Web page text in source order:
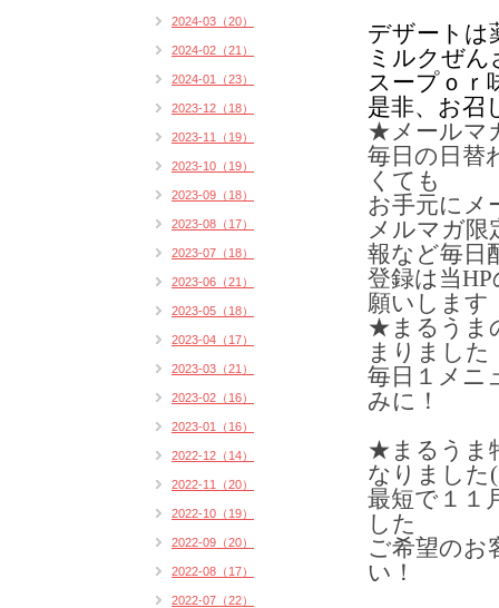
デザートは
ミルクぜ
スープｏｒ
是非、お召
★メールマ
毎日の日替
くても
お手元にメ
メルマガ限
報など毎日
登録は当
願いします
★まるうま
まりました
毎日１メニ
みに！
★まるうま
なりました
最短で１１
した
ご希望のお
い！
2024-03（20）
2024-02（21）
2024-01（23）
2023-12（18）
2023-11（19）
2023-10（19）
2023-09（18）
2023-08（17）
2023-07（18）
2023-06（21）
2023-05（18）
2023-04（17）
2023-03（21）
2023-02（16）
2023-01（16）
2022-12（14）
2022-11（20）
2022-10（19）
2022-09（20）
2022-08（17）
2022-07（22）